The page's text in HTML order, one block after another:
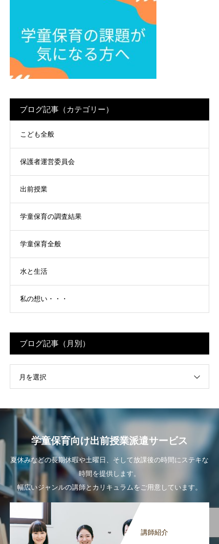
ブログ記事（カテゴリー）
こども全般
保護者運営委員会
出前授業
学童保育の調査結果
学童保育全般
水と生活
私の想い・・・
ブログ記事（月別）
月を選択
学童保育向け出前授業派遣サービス
夏休みなどの長期休暇や土曜日、そして放課後の時間にステキな
時間を提供します。
幅広いジャンルの講師とカリキュラムをご用意しています。
講師紹介